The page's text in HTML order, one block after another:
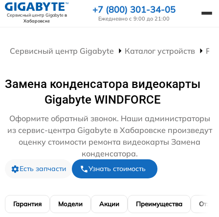
Сервисный центр Gigabyteв
Хабаровске
+7 (800) 301-34-05
Ежедневно с 9:00 до 21:00
Сервисный центр Gigabyte Каталог устройств
Замена конденсатора видеокарты
Gigabyte WINDFORCE
Оформите обратный звонок. Наши администраторы
из сервис-центра Gigabyte в Хабаровске произведут
оценку стоимости ремонта видеокарты Замена
конденсатора.
Есть запчасти Узнать стоимость
Гарантия Модели Акции Преимущества